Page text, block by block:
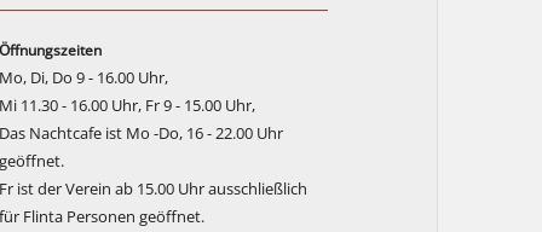
Di, Do 9 - 16.00 Uhr,
11.30 - 16.00 Uhr, Fr 9 - 15.00 Uhr,
Nachtcafe ist Mo -Do, 16 - 22.00 Uhr
ist der Verein ab 15.00 Uhr ausschließlich
Flinta Personen geöffnet.